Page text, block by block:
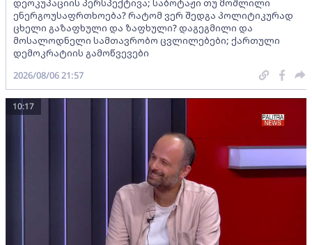
დეოკუპაციის პერსპექტივა; საბოტაჟი თუ მოშლილი
ენერგოუსაფრთხოება? რატომ ვერ შედგა პოლიტიკურად
ცხელი გაზაფხული და ზაფხული? დაგეგმილი და
მოსალოდნელი სამთავრობო ცვლილებები; ქართული
დემოკრატიის გამოწვევები
2026/08/06 21:57
10:17